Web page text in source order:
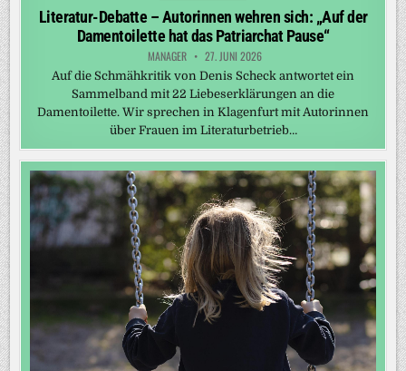
in
Literatur-Debatte – Autorinnen wehren sich: „Auf der
Damentoilette hat das Patriarchat Pause“
MANAGER 27. JUNI 2026
Auf die Schmähkritik von Denis Scheck antwortet ein
Sammelband mit 22 Liebeserklärungen an die
Damentoilette. Wir sprechen in Klagenfurt mit Autorinnen
über Frauen im Literaturbetrieb…